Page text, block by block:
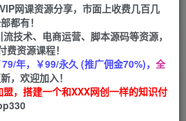
APP下载
GO
正文
人课程，简单易上手，不用
弯道超车
网课资源分享，市面上收费几百几
都有！
技术、电商运营、脚本源码等资源，
资源课程！
79/年，￥99/永久 (推广佣金70%)， 全
，欢迎加入！
，搭建一个和XXX网创一样的知识付